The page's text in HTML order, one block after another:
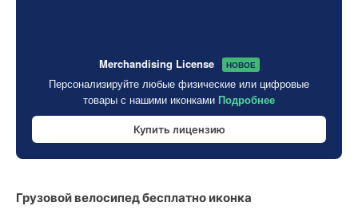
Merchandising License НОВОЕ
Персонализируйте любые физические или цифровые
товары с нашими иконками Подробнее
Купить лицензию
Грузовой велосипед бесплатно иконка